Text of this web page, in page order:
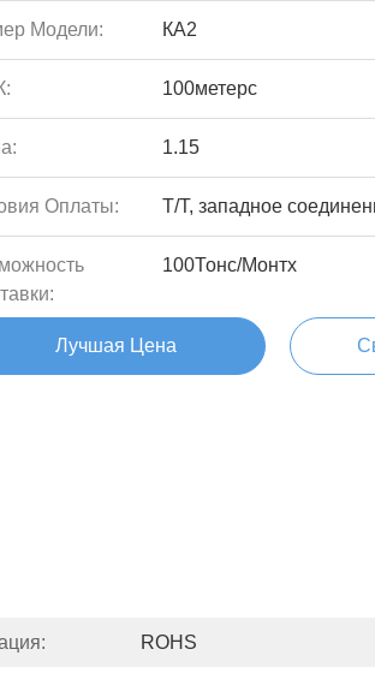
Модели: КА2
100метерс
1.15
Оплаты: T/T, западное
100Тонс/Монтх
Лучшая Цена
ROHS